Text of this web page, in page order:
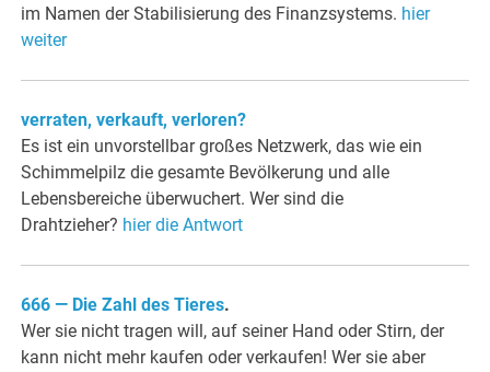
im Namen der Stabilisierung des Finanzsystems. hier
weiter
verraten, verkauft, verloren?
Es ist ein unvorstellbar großes Netzwerk, das wie ein
Schimmelpilz die gesamte Bevölkerung und alle
Lebensbereiche überwuchert. Wer sind die
Drahtzieher? hier die Antwort
666 — Die Zahl des Tieres.
Wer sie nicht tragen will, auf seiner Hand oder Stirn, der
kann nicht mehr kaufen oder verkaufen! Wer sie aber